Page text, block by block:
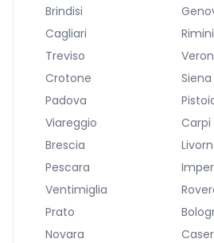
Brindisi
Cagliari
Rimini
Treviso
Crotone
Siena
Padova
Viareggio
Carpi
Brescia
Pescara
Ventimiglia
Prato
Novara